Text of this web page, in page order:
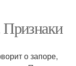
о запоре,